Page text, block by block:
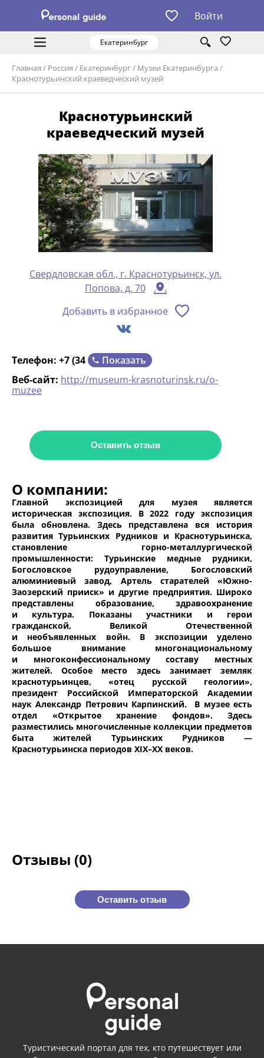
Войти
Екатеринбург
Главная / Россия / Екатеринбург/ Музеи Екатеринбурга /
Краснотурьинский краеведческий музей
Краснотурьинский
краеведческий музей
Свердловская обл., г. Краснотурьинск, ул.
Попова, д. 70
Добавить в избранное
Телефон: +7 (34
Показать
Веб-сайт: http://museum-krasnoturinsk.ru/o-
muzee
Оставить отзыв
О компании:
Главной экспозицией для музея является
историческая экспозиция. В 2022 году экспозиция
была обновлена. Здесь представлена вся история
развития Турьинских Рудников и Краснотурьинска,
становление горно-металлургической
промышленности: Турьинские медные рудники,
Богословское рудоуправление, Богословский
алюминиевый завод, Артель старателей «Южно-
Заозерский прииск» и другие предприятия. Широко
представлены образование, здравоохранение
и культура. Показаны участники и герои
гражданской, Великой Отечественной
и необъявленных войн. В экспозиции уделено
большое внимание многонациональному
и многоконфессиональному составу местных
жителей. Особое место здесь занимает земляк
краснотурьинцев, «отец русской геологии»,
президент Российской Императорской Академии
наук Александр Петрович Карпинский. В музее есть
отдел «Открытое хранение фондов». Здесь
разместились многочисленные коллекции предметов
быта жителей Турьинских Рудников —
Краснотурьинска периодов XIX–XX веков.
Отзывы (0)
Оставить отзыв
Туристический портал для тех, кто путешествует или